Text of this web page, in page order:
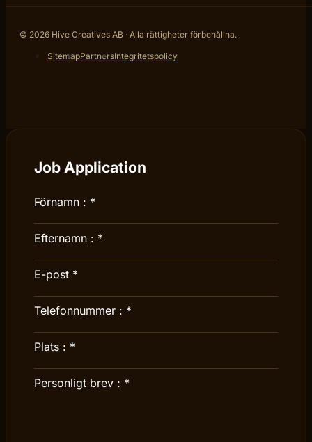
© 2026 Hive Creatives AB · Alla rättigheter förbehållna.
SitemapPartnersIntegritetspolicy
Job Application
Förnamn : *
Efternamn : *
E-post *
Telefonnummer : *
Plats : *
Personligt brev : *